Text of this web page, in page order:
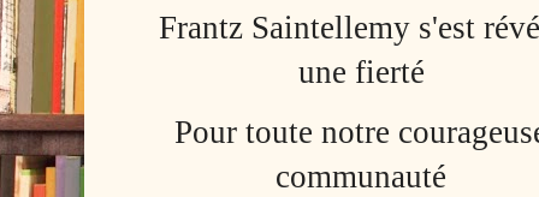
Frantz Saintellemy s'est
une fierté
Pour toute notre
communauté